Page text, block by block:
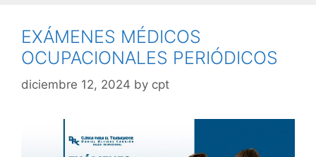
EXÁMENES MÉDICOS
OCUPACIONALES PERIÓDICOS
diciembre 12, 2024 by cpt